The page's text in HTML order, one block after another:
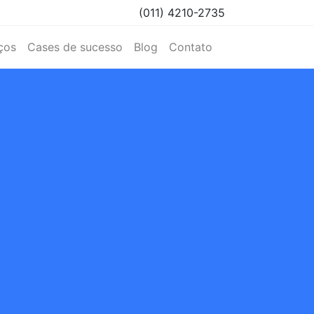
(011) 4210-2735
Cases de sucesso Blog Contato